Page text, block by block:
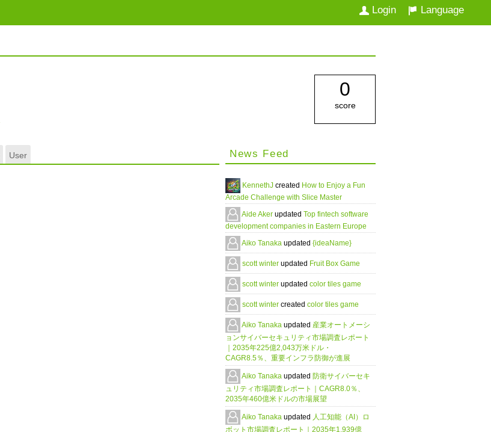
Language
Login
0
score
User News Feed
KennethJ created How to Enjoy a Fun
Arcade Challenge with Slice Master
Aide Aker updated Top fintech software
development companies in Eastern Europe
Aiko Tanaka updated {ideaName}
scott winter updated Fruit Box Game
scott winter updated color tiles game
scott winter created color tiles game
Aiko Tanaka updated 産業オートメーシ
ョンサイバーセキュリティ市場調査レポート
｜2035年225億2,043万米ドル・
CAGR8.5％、重要インフラ防御が進展
Aiko Tanaka updated 防衛サイバーセキ
ュリティ市場調査レポート｜CAGR8.0％、
2035年460億米ドルの市場展望
Aiko Tanaka updated 人工知能（AI）ロ
ボット市場調査レポート｜2035年1,939億